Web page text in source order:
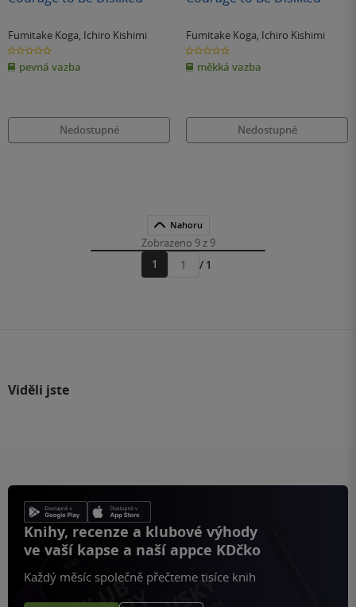
Fumitake Koga, Ichiro Kishimi
0.0
z
5
hvězdiček
pevná vazba
Nedostupné
Fumitake Koga, Ichiro Kishimi
0.0
z
5
hvězdiček
měkká vazba
Nedostupné
Nahoru
Zobrazeno 9 z 9
1
Přejít
/ 1
Viděli jste
Knihy, recenze a klubové výhody
ve vaší kapse a naší appce KDčko
Každý měsíc společně přečteme tisíce knih